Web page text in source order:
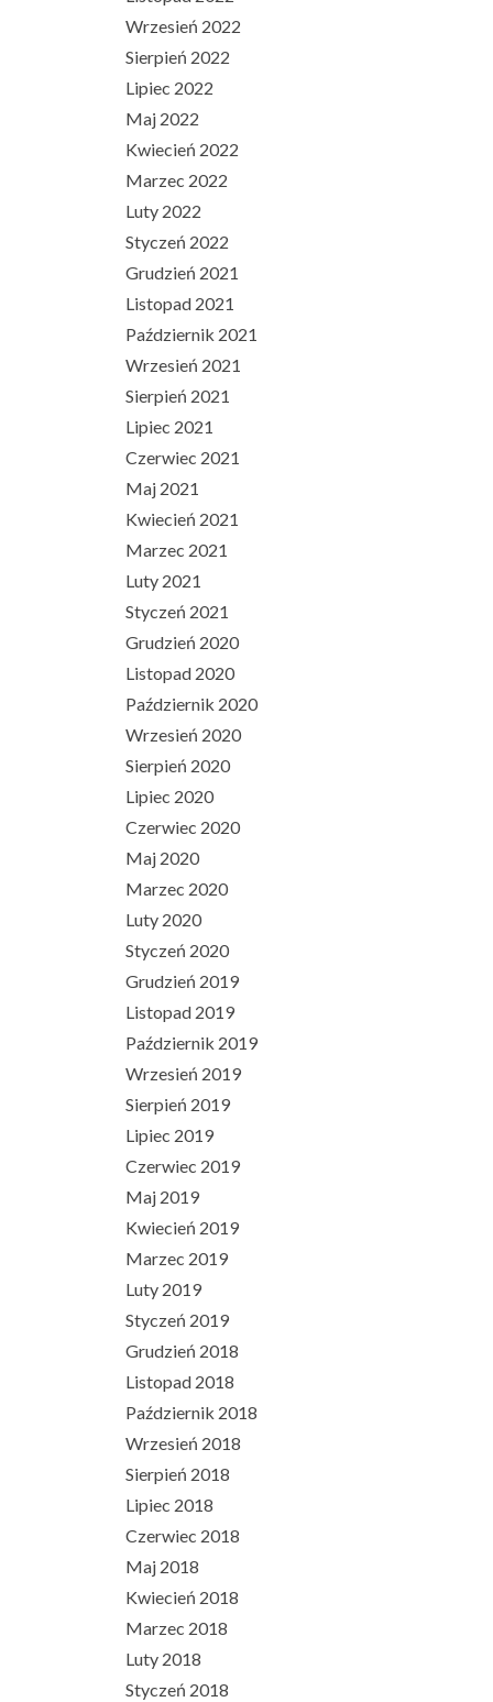
Wrzesień 2022
Sierpień 2022
Lipiec 2022
Maj 2022
Kwiecień 2022
Marzec 2022
Luty 2022
Styczeń 2022
Grudzień 2021
Listopad 2021
Październik 2021
Wrzesień 2021
Sierpień 2021
Lipiec 2021
Czerwiec 2021
Maj 2021
Kwiecień 2021
Marzec 2021
Luty 2021
Styczeń 2021
Grudzień 2020
Listopad 2020
Październik 2020
Wrzesień 2020
Sierpień 2020
Lipiec 2020
Czerwiec 2020
Maj 2020
Marzec 2020
Luty 2020
Styczeń 2020
Grudzień 2019
Listopad 2019
Październik 2019
Wrzesień 2019
Sierpień 2019
Lipiec 2019
Czerwiec 2019
Maj 2019
Kwiecień 2019
Marzec 2019
Luty 2019
Styczeń 2019
Grudzień 2018
Listopad 2018
Październik 2018
Wrzesień 2018
Sierpień 2018
Lipiec 2018
Czerwiec 2018
Maj 2018
Kwiecień 2018
Marzec 2018
Luty 2018
Styczeń 2018